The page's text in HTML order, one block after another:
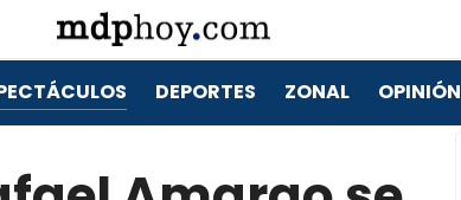
DEPORTES ZONAL OPINIÓN